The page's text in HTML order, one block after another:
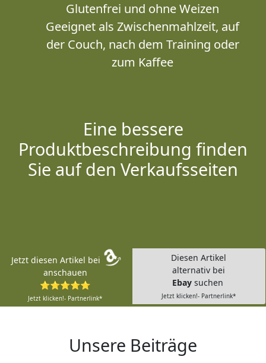
Glutenfrei und ohne Weizen
Geeignet als Zwischenmahlzeit, auf
der Couch, nach dem Training oder
zum Kaffee
Eine bessere
Produktbeschreibung finden
Sie auf den Verkaufsseiten
Jetzt diesen Artikel bei
anschauen
⭐⭐⭐⭐⭐
Jetzt klicken!- Partnerlink*
Diesen Artikel
alternativ bei
Ebay suchen
Jetzt klicken!- Partnerlink*
Unsere Beiträge